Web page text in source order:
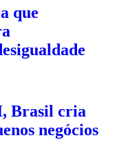
que
Brasil cria
negócios